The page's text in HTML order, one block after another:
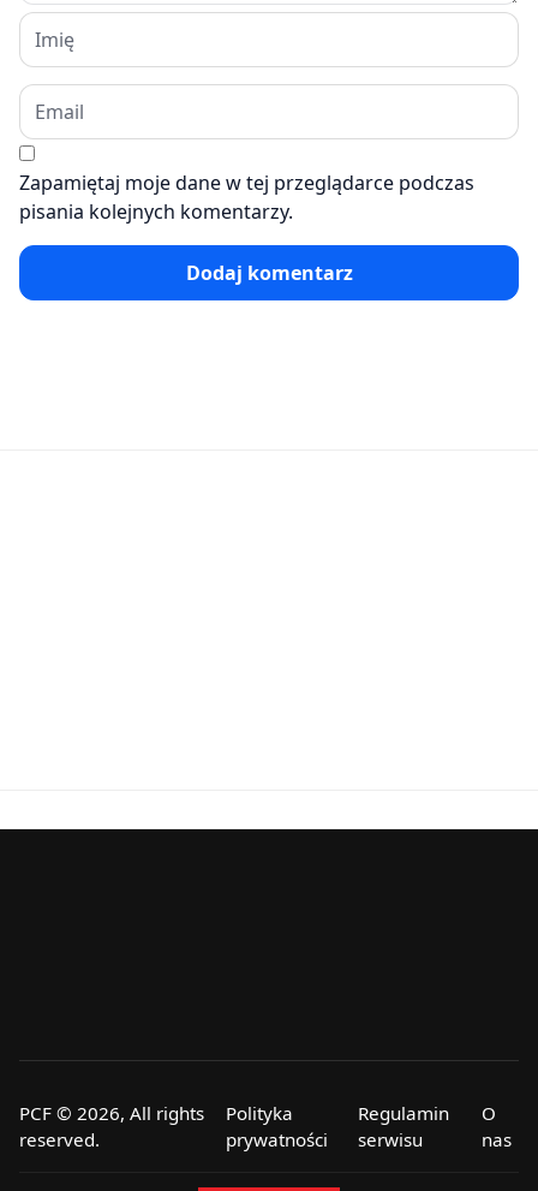
Zapamiętaj moje dane w tej przeglądarce podczas
pisania kolejnych komentarzy.
Dodaj komentarz
PCF © 2026, All rights
reserved.
Polityka
prywatności
Regulamin
serwisu
O
nas